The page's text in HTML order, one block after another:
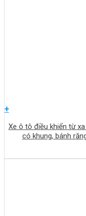
+
Xe ô tô điều khiển từ
có khung, bánh